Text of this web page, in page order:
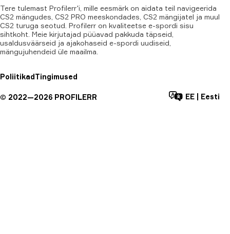
Tere tulemast Profilerr'i, mille eesmärk on aidata teil navigeerida
CS2 mängudes, CS2 PRO meeskondades, CS2 mängijatel ja muul
CS2 turuga seotud. Profilerr on kvaliteetse e-spordi sisu
sihtkoht. Meie kirjutajad püüavad pakkuda täpseid,
usaldusväärseid ja ajakohaseid e-spordi uudiseid,
mängujuhendeid üle maailma.
PoliitikadTingimused
© 2022—2026 PROFILERR EE Eesti